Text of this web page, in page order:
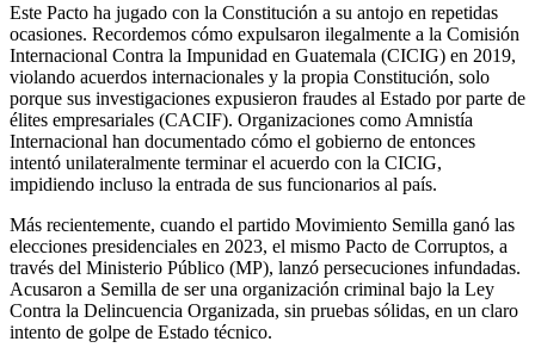
Este Pacto ha jugado con la Constitución a su antojo en repetidas
ocasiones. Recordemos cómo expulsaron ilegalmente a la Comisión
Internacional Contra la Impunidad en Guatemala (CICIG) en 2019,
violando acuerdos internacionales y la propia Constitución, solo
porque sus investigaciones expusieron fraudes al Estado por parte de
élites empresariales (CACIF). Organizaciones como Amnistía
Internacional han documentado cómo el gobierno de entonces
intentó unilateralmente terminar el acuerdo con la CICIG,
impidiendo incluso la entrada de sus funcionarios al país.
Más recientemente, cuando el partido Movimiento Semilla ganó las
elecciones presidenciales en 2023, el mismo Pacto de Corruptos, a
través del Ministerio Público (MP), lanzó persecuciones infundadas.
Acusaron a Semilla de ser una organización criminal bajo la Ley
Contra la Delincuencia Organizada, sin pruebas sólidas, en un claro
intento de golpe de Estado técnico.